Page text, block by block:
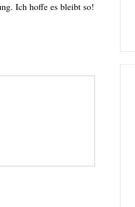
Ich hoffe es bleibt so!